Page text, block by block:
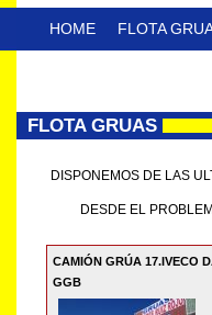
HOME FLOTA
FLOTA GRUAS
DISPONEMOS DE LAS
DESDE EL PROBLEMA
CAMIÓN GRÚA 17.IVECO
GGB